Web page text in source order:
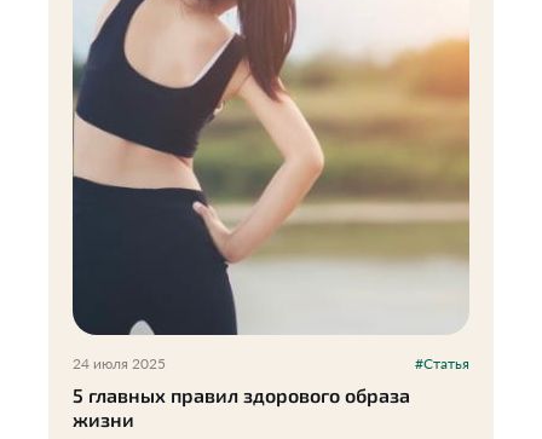
24 июля 2025 #Статья
5 главных правил здорового образа
жизни